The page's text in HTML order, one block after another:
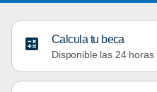
Calcula tu beca
Disponible las 24 horas